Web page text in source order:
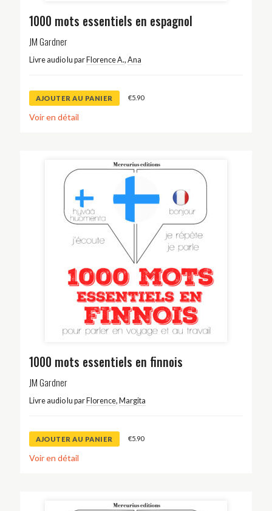
1000 mots essentiels en espagnol
JM Gardner
Livre audio lu par Florence A., Ana
AJOUTER AU PANIER €5.90
Voir en détail
1000 mots essentiels en finnois
JM Gardner
Livre audio lu par Florence, Margita
AJOUTER AU PANIER €5.90
Voir en détail